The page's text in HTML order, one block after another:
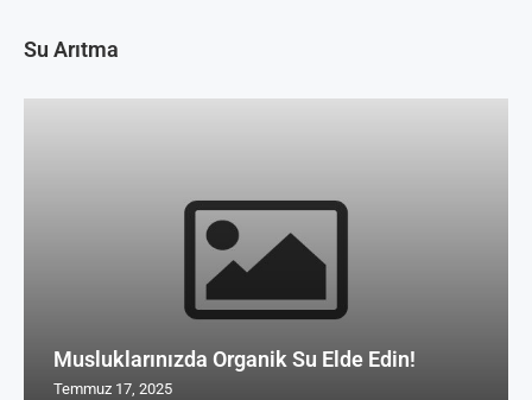
Su Arıtma
Musluklarınızda Organik Su Elde Edin!
Temmuz 17, 2025